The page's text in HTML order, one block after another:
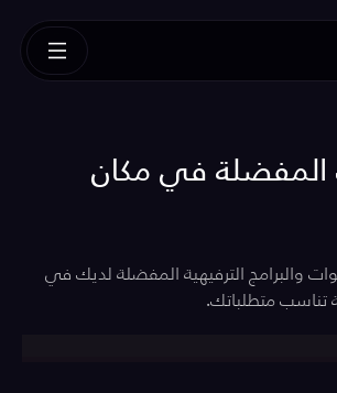
المفضلة في مكان
والبرامج الترفيهية المفضلة لديك في
متطلباتك.